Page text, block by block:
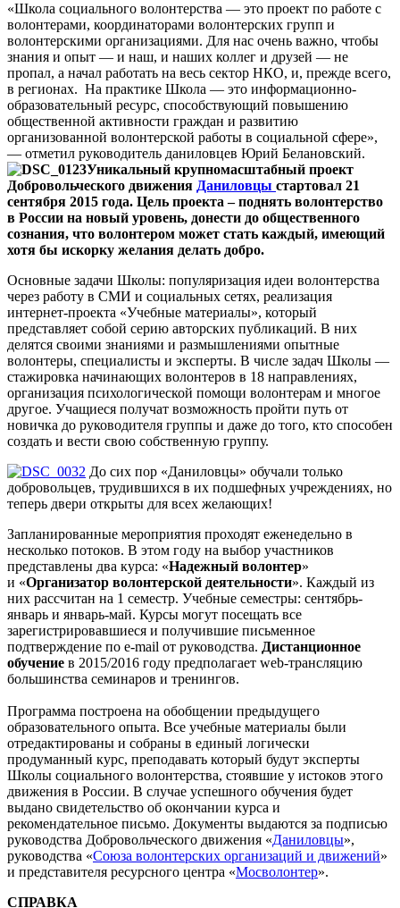
«Школа социального волонтерства — это проект по работе с
волонтерами, координаторами волонтерских групп и
волонтерскими организациями. Для нас очень важно, чтобы
знания и опыт — и наш, и наших коллег и друзей — не
пропал, а начал работать на весь сектор НКО, и, прежде всего,
в регионах. На практике Школа — это информационно-
образовательный ресурс, способствующий повышению
общественной активности граждан и развитию
организованной волонтерской работы в социальной сфере»,
— отметил руководитель даниловцев Юрий Белановский.
Уникальный крупномасштабный проект
Добровольческого движения Даниловцы стартовал 21
сентября 2015 года. Цель проекта – поднять волонтерство
в России на новый уровень, донести до общественного
сознания, что волонтером может стать каждый, имеющий
хотя бы искорку желания делать добро.
Основные задачи Школы: популяризация идеи волонтерства
через работу в СМИ и социальных сетях, реализация
интернет-проекта «Учебные материалы», который
представляет собой серию авторских публикаций. В них
делятся своими знаниями и размышлениями опытные
волонтеры, специалисты и эксперты. В числе задач Школы —
cтажировка начинающих волонтеров в 18 направлениях,
организация психологической помощи волонтерам и многое
другое. Учащиеся получат возможность пройти путь от
новичка до руководителя группы и даже до того, кто способен
создать и вести свою собственную группу.
До сих пор «Даниловцы» обучали только
добровольцев, трудившихся в их подшефных учреждениях, но
теперь двери открыты для всех желающих!
Запланированные мероприятия проходят еженедельно в
несколько потоков. В этом году на выбор участников
представлены два курса: «Надежный волонтер»
и «Организатор волонтерской деятельности». Каждый из
них рассчитан на 1 семестр. Учебные семестры: сентябрь-
январь и январь-май. Курсы могут посещать все
зарегистрировавшиеся и получившие письменное
подтверждение по e-mail от руководства. Дистанционное
обучение в 2015/2016 году предполагает web-трансляцию
большинства семинаров и тренингов.
Программа построена на обобщении предыдущего
образовательного опыта. Все учебные материалы были
отредактированы и собраны в единый логически
продуманный курс, преподавать который будут эксперты
Школы социального волонтерства, стоявшие у истоков этого
движения в России. В случае успешного обучения будет
выдано свидетельство об окончании курса и
рекомендательное письмо. Документы выдаются за подписью
руководства Добровольческого движения «Даниловцы»,
руководcтва «Союза волонтерских организаций и движений»
и представителя ресурсного центра «Мосволонтер».
СПРАВКА